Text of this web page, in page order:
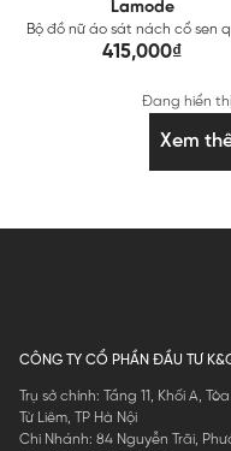
Lamode
Bộ đồ nữ áo sát nách cổ sen
suông dài đũi tơ Lamode
LST038AS0
415,000₫
Đang hiển thị
Xem
CÔNG TY CỔ PHẦN ĐẦU TƯ
Trụ sở chính: Tầng 11, Khối A,
Từ Liêm, TP Hà Nội
Chi Nhánh: 84 Nguyễn Trãi,